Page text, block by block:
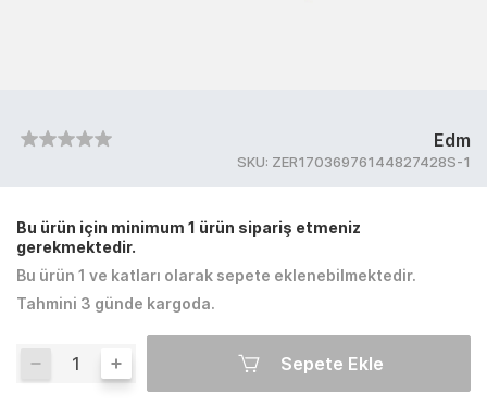
Edm
SKU: ZER17036976144827428S-1
Bu ürün için minimum 1 ürün sipariş etmeniz
gerekmektedir.
Bu ürün 1 ve katları olarak sepete eklenebilmektedir.
Tahmini 3 günde kargoda.
Sepete Ekle